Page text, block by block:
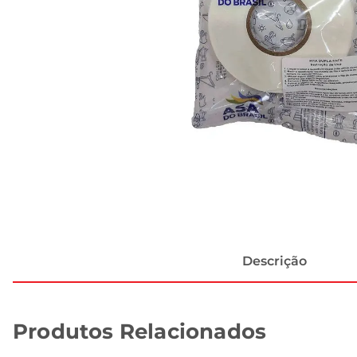
Descrição
Produtos Relacionados